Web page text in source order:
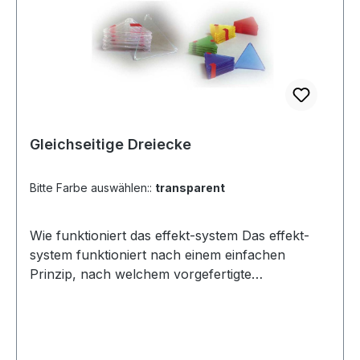
blau, rot, grün) Als Ergänzung zu den
Baukästen oder einfach als Startset zum Testen.
Video Link: http://vimeo.com/75240404 (Link
kopieren - neuen Tab öffnen - einfügen -
anschauen)Ergänzende Elemente oder als
Gleichseitige Dreiecke
Bitte Farbe auswählen:: transparent
Wie funktioniert das effekt-system Das effekt-
system funktioniert nach einem einfachen
Prinzip, nach welchem vorgefertigte